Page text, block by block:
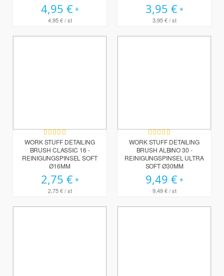
4,95 €
4,95 €/ st
3,95 €
3,95 €/ st
Bewertung:
100%
WORK STUFF DETAILING
BRUSH CLASSIC 16 -
REINIGUNGSPINSEL SOFT
Ø16MM
2,75 €
2,75 €/ st
Bewertung:
100%
WORK STUFF DETAILING
BRUSH ALBINO 30 -
REINIGUNGSPINSEL ULTRA
SOFT Ø30MM
9,49 €
9,49 €/ st